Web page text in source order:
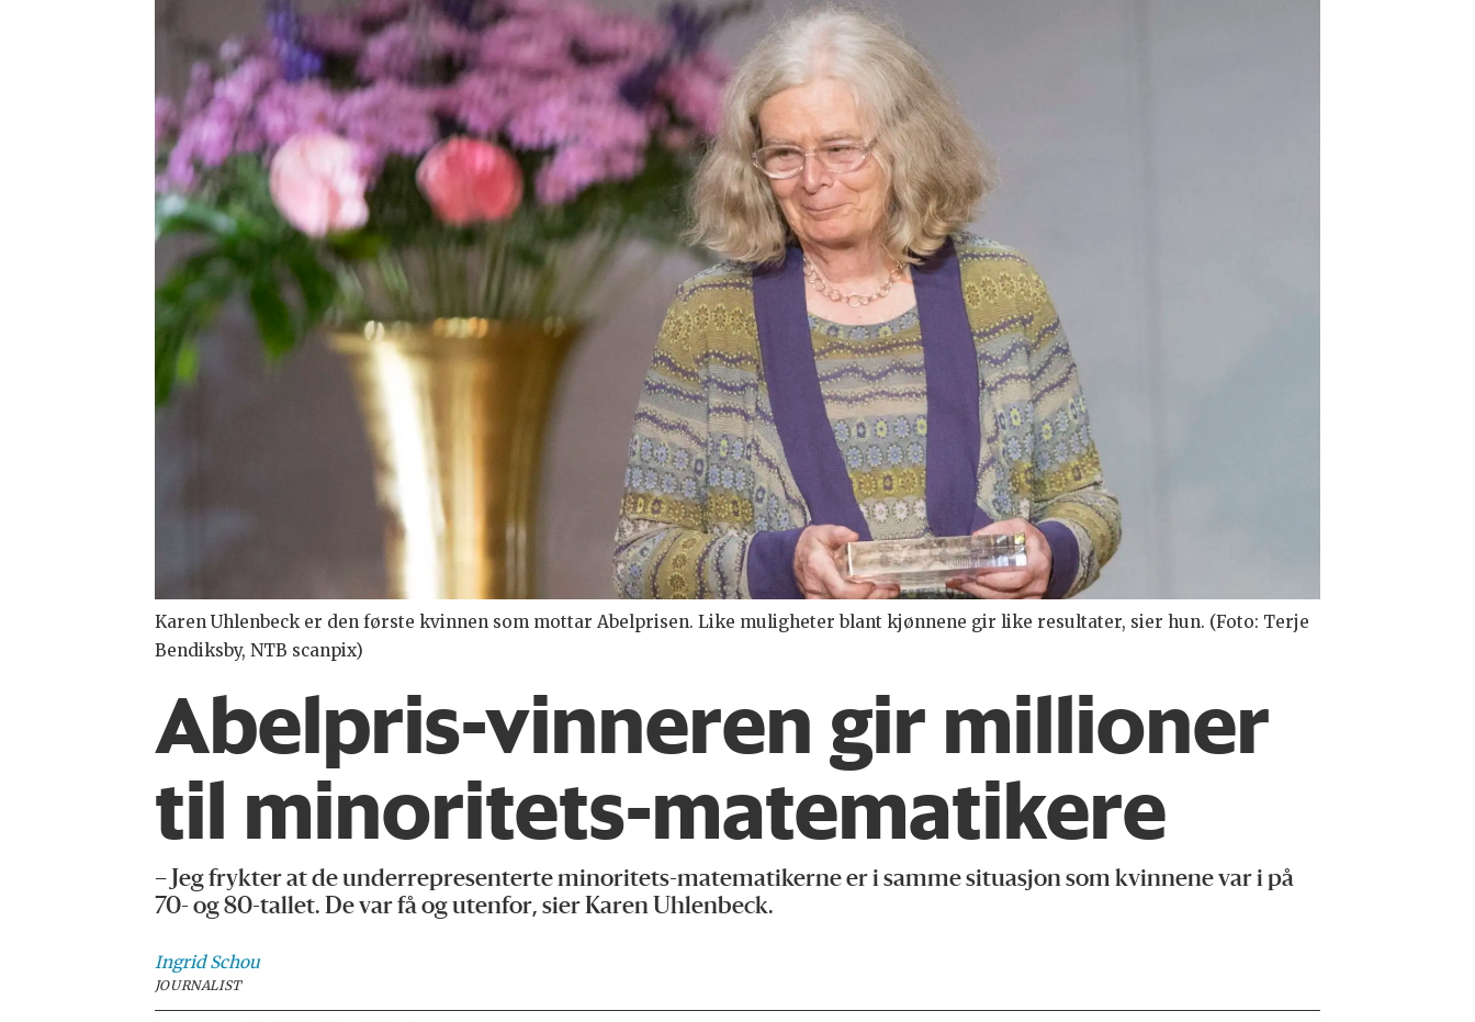
Karen Uhlenbeck er den første kvinnen som mottar Abelprisen. Like muligheter blant kjønnene gir like resultater, sier hun. (Foto: Terje
Bendiksby, NTB scanpix)
Abelpris-vinneren gir millioner
til minoritets-matematikere
– Jeg frykter at de underrepresenterte minoritets-matematikerne er i samme situasjon som kvinnene var i på
70- og 80-tallet. De var få og utenfor, sier Karen Uhlenbeck.
Ingrid Schou
JOURNALIST